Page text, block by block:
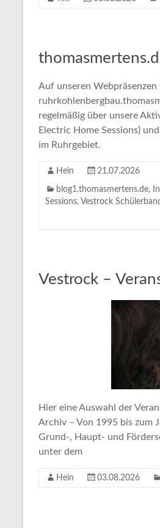
Auf unseren
regelmäßig über unsere
Electric Home Sessions)
im Ruhrgebiet.
Hein 21.07.2026
blog1.thomasmertens.de,
Sessions, Vestrock
Vestrock –
Hier eine Auswahl der
Archiv – Von 1995 bis zum
Grund-, Haupt- und
unter dem
Hein 03.08.2026